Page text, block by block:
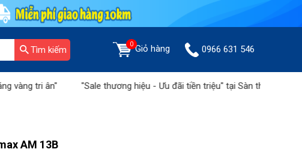
Tìm kiếm 0 Giỏ hàng 0966 631 546
tri ân" "Sale thương hiệu - Ưu đãi tiền triệu" tại Sàn thương mại Hoàng
AM 13B